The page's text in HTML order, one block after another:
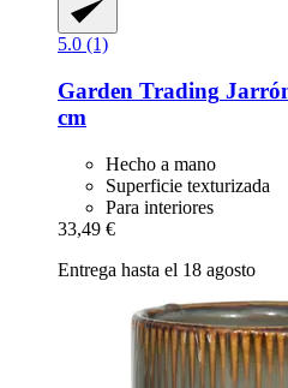
5.0 (1)
Garden Trading
cm
Hecho a mano
Superficie texturizada
Para interiores
33,49 €
Entrega hasta el 18 agosto